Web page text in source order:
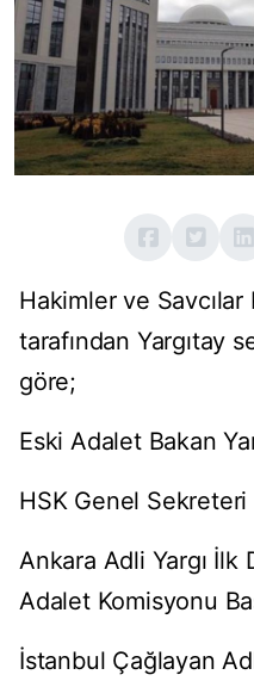
Hakimler ve
tarafından Yargıtay
göre;
Eski Adalet Bakan
HSK Genel
Ankara Adli Yargı İlk
Adalet Komisyonu
İstanbul Çağlayan